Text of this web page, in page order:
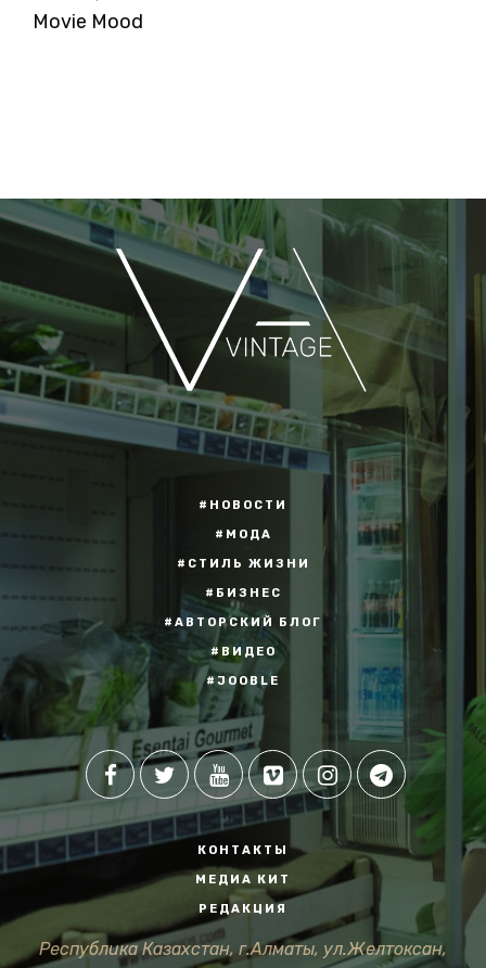
Movie Mood
#НОВОСТИ
#МОДА
#СТИЛЬ ЖИЗНИ
#БИЗНЕС
#АВТОРСКИЙ БЛОГ
#ВИДЕО
#JOOBLE
КОНТАКТЫ
МЕДИА КИТ
РЕДАКЦИЯ
Республика Казахстан, г.Алматы, ул.Желтоксан,